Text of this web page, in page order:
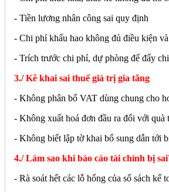
- Tiền lương nhân công sai quy định
- Chi phí khấu hao không đủ điều kiện
- Trích trước chi phí, dự phòng để đẩy
3./ Kê khai sai thuế giá trị gia tăng
- Không phân bổ VAT dùng chung cho
- Không xuất hoá đơn đầu ra đối với quà
- Không biết lập tờ khai bổ sung dẫn tới
4./ Làm sao khi báo cáo tài chính bị
- Rà soát hết các lỗ hổng của sổ sách kế